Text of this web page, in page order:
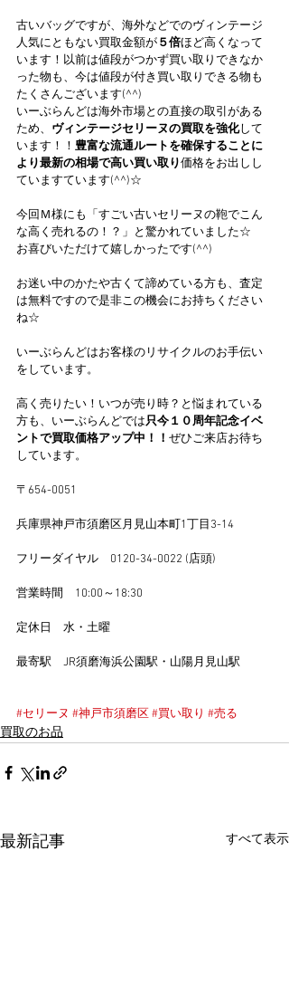
古いバッグですが、海外などでのヴィンテージ
人気にともない買取金額が５倍ほど高くなって
います！以前は値段がつかず買い取りできなか
った物も、今は値段が付き買い取りできる物も
たくさんございます(^^)
いーぶらんどは海外市場との直接の取引がある
ため、 ヴィンテージセリーヌの買取を強化して
います！！ 豊富な流通ルートを確保することに
より最新の相場で高い買い取り価格をお出しし
ていますています(^^)☆
今回Ｍ様にも「すごい古いセリーヌの鞄でこん
な高く売れるの！？」と驚かれていました☆
お喜びいただけて嬉しかったです(^^)
お迷い中のかたや古くて諦めている方も、査定
は無料ですので是非この機会にお持ちください
ね☆
いーぶらんどはお客様のリサイクルのお手伝い
をしています。
高く売りたい！いつが売り時？と悩まれている
方も、いーぶらんどでは只今１０周年記念イベ
ントで買取価格アップ中！！ ぜひご来店お待ち
しています。
〒654-0051
兵庫県神戸市須磨区月見山本町1丁目3-14
フリーダイヤル　0120-34-0022 (店頭)
営業時間　10:00～18:30
定休日　水・土曜
最寄駅　JR須磨海浜公園駅・山陽月見山駅
#セリーヌ #神戸市須磨区#買い取り #売る
買取のお品
最新記事 すべて表示